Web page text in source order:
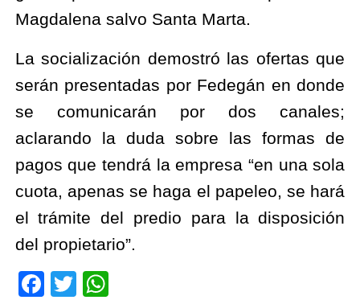
Magdalena salvo Santa Marta.
La socialización demostró las ofertas que
serán presentadas por Fedegán en donde
se comunicarán por dos canales;
aclarando la duda sobre las formas de
pagos que tendrá la empresa “en una sola
cuota, apenas se haga el papeleo, se hará
el trámite del predio para la disposición
del propietario”.
Facebook
TwitterWhatsApp